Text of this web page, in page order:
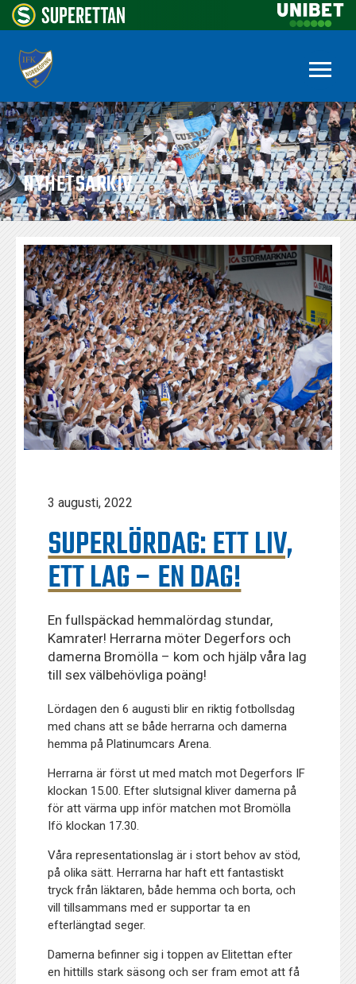
NYHETSARKIV
3 augusti, 2022
SUPERLÖRDAG: ETT LIV,
ETT LAG – EN DAG!
En fullspäckad hemmalördag stundar,
Kamrater! Herrarna möter Degerfors och
damerna Bromölla – kom och hjälp våra lag
till sex välbehövliga poäng!
Lördagen den 6 augusti blir en riktig fotbollsdag
med chans att se både herrarna och damerna
hemma på Platinumcars Arena.
Herrarna är först ut med match mot Degerfors IF
klockan 15.00. Efter slutsignal kliver damerna på
för att värma upp inför matchen mot Bromölla
Ifö klockan 17.30.
Våra representationslag är i stort behov av stöd,
på olika sätt. Herrarna har haft ett fantastiskt
tryck från läktaren, både hemma och borta, och
vill tillsammans med er supportar ta en
efterlängtad seger.
Damerna befinner sig i toppen av Elitettan efter
en hittills stark säsong och ser fram emot att få